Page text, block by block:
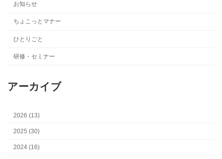
お知らせ
ちょこっとマナー
ひとりごと
研修・セミナー
アーカイブ
2026 (13)
2025 (30)
2024 (16)